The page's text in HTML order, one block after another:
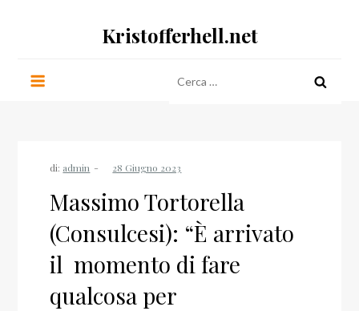
Kristofferhell.net
per:
di: admin
Massimo Tortorella
(Consulcesi): “È arrivato
il momento di fare
qualcosa per